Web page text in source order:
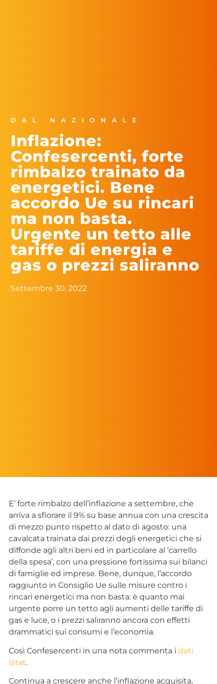
DAL NAZIONALE
Inflazione:
Confesercenti, forte
rimbalzo trainato da
energetici. Bene
accordo Ue su rincari
ma non basta.
Urgente un tetto alle
tariffe di energia e
gas o prezzi saliranno
Settembre 30, 2022
E’ forte rimbalzo dell’inflazione a settembre, che
arriva a sfiorare il 9% su base annua con una crescita
di mezzo punto rispetto al dato di agosto: una
cavalcata trainata dai prezzi degli energetici che si
diffonde agli altri beni ed in particolare al ‘carrello
della spesa’, con una pressione fortissima sui bilanci
di famiglie ed imprese. Bene, dunque, l’accordo
raggiunto in Consiglio Ue sulle misure contro i
rincari energetici ma non basta: è quanto mai
urgente porre un tetto agli aumenti delle tariffe di
gas e luce, o i prezzi saliranno ancora con effetti
drammatici sui consumi e l’economia.
Così Confesercenti in una nota commenta i dati
Istat.
Continua a crescere anche l’inflazione acquisita,